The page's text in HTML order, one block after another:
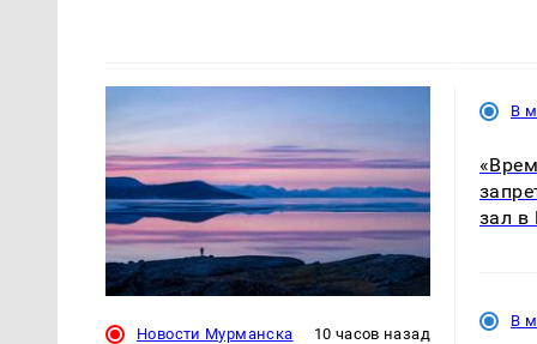
Новости Мурманска 10 часов назад
В
зал в
В